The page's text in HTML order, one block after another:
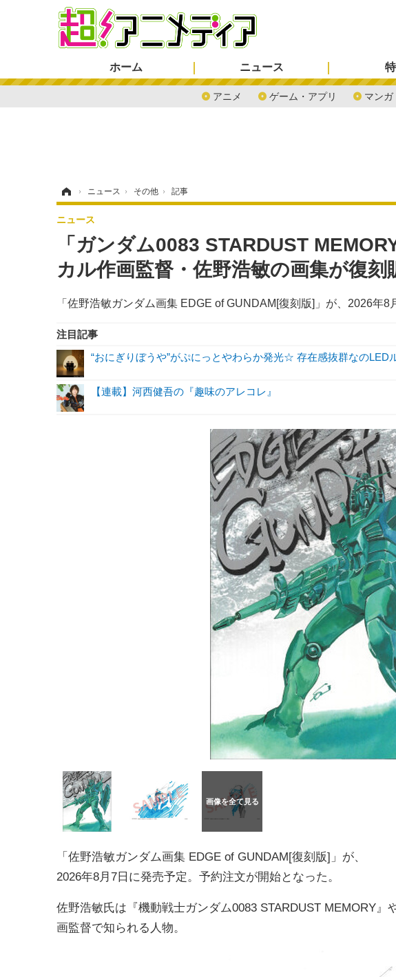
ホーム ニュース
アニメ ゲーム・アプリ マンガ
› ニュース › その他 › 記事
「ガンダム0083 STARDUST
カル作画監督・佐野浩敏の画集が復刻
「佐野浩敏ガンダム画集 EDGE of GUNDAM[復刻版]」が、2026年
ニュース
注目記事
“おにぎりぼうや”がぷにっとやわらか発光☆ 存在感抜群なのLED
【連載】河西健吾の『趣味のアレコレ』
「佐野浩敏ガンダム画集 EDGE of GUNDAM[復刻版]」が、
2026年8月7日に発売予定。予約注文が開始となった。
佐野浩敏氏は『機動戦士ガンダム0083 STARDUST MEMORY
画監督で知られる人物。